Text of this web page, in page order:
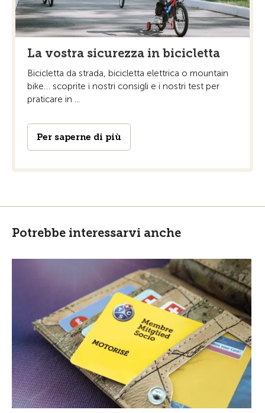
La vostra sicurezza in bicicletta
Bicicletta da strada, bicicletta elettrica o mountain
bike… scoprite i nostri consigli e i nostri test per
praticare in ...
Per saperne di più
Potrebbe interessarvi anche